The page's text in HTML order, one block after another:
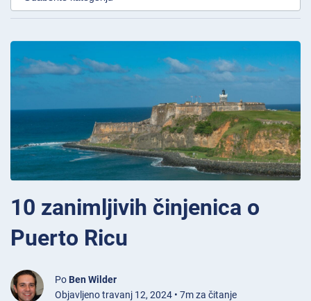
10 zanimljivih činjenica o
Puerto Ricu
Po Ben Wilder
Objavljeno travanj 12, 2024 • 7m za čitanje